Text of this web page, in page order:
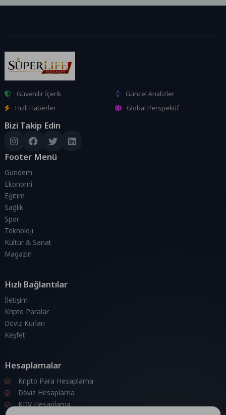
Güvenilir İçerik
Güncel Analizler
Hızlı Haberler
Global Perspektif
Bizi Takip Edin
Footer Menü
Gündem
Ekonomi
Eğitim
Sağlık
Spor
Teknoloji
Kültür & Sanat
Magazin
Hızlı Bağlantılar
İletişim
Kripto Paralar
Döviz Kurları
Keşfet
Hesaplamalar
Kripto Para Hesaplama
Döviz Hesaplama
KDV Hesaplama